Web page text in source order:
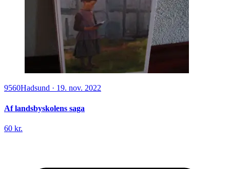
9560Hadsund · 19. nov. 2022
Af landsbyskolens saga
60 kr.